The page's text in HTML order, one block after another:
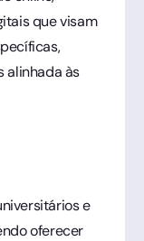
que visam
alinhada às
e
oferecer